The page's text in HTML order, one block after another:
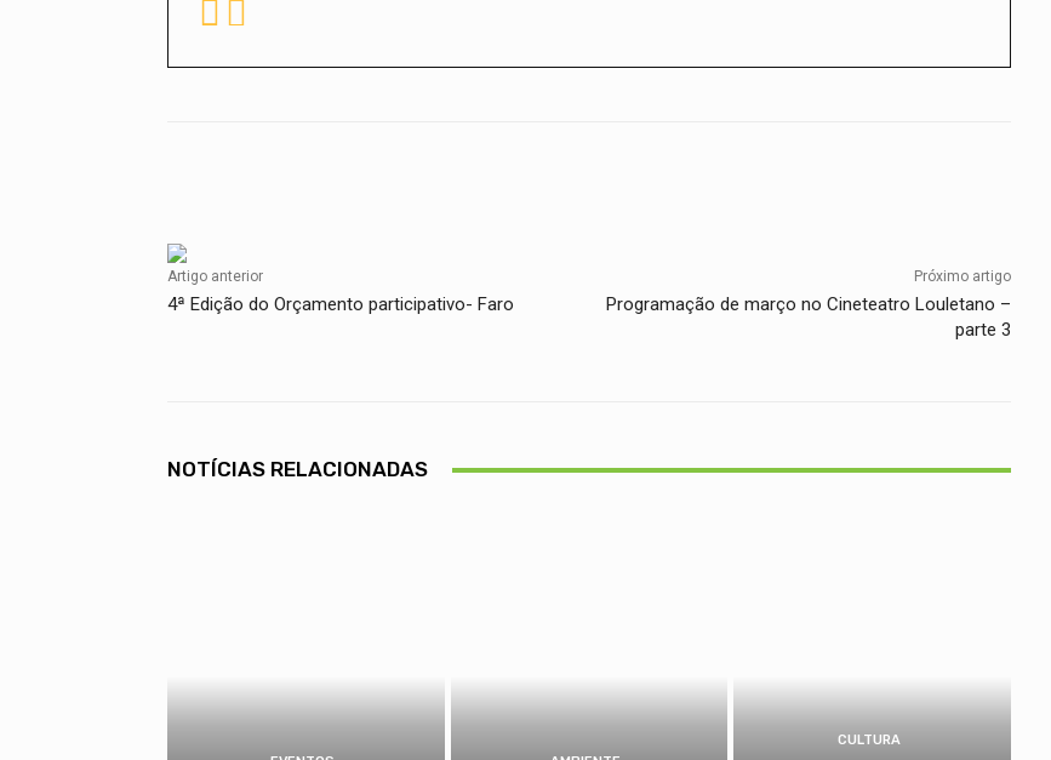
Artigo anterior
4ª Edição do Orçamento participativo- Faro
Próximo artigo
Programação de março no Cineteatro Louletano –
parte 3
NOTÍCIAS RELACIONADAS
CULTURA